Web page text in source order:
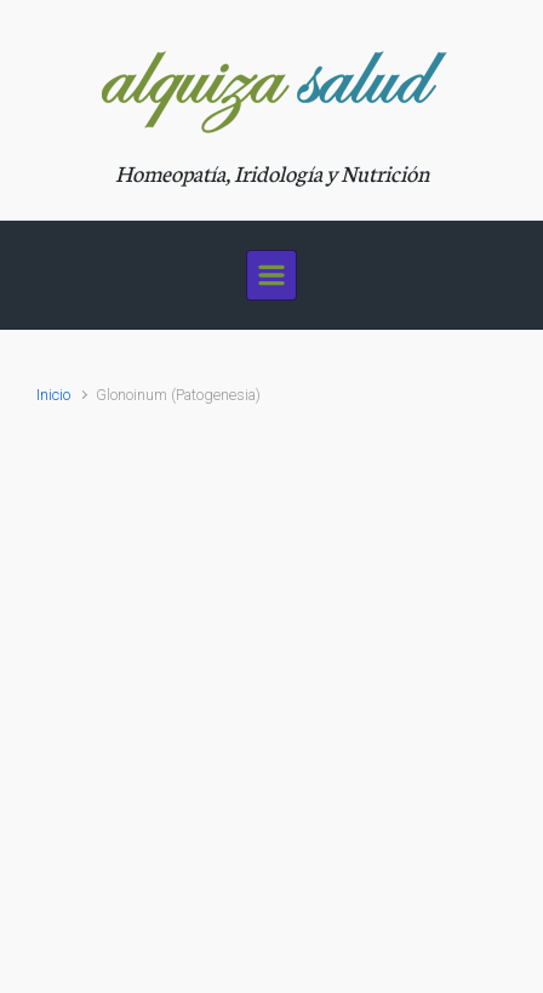
Homeopatía, Iridología y Nutrición
Inicio Glonoinum (Patogenesia)